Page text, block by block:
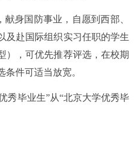
身国防事业，自愿到西部、
及赴国际组织实习任职的学生
），可优先推荐评选，在校期
件可适当放宽。
秀毕业生”从“北京大学优秀毕